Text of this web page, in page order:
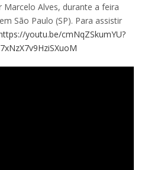
Alves, durante a feira
São Paulo (SP). Para assistir
youtu.be/cmNqZSkumYU?